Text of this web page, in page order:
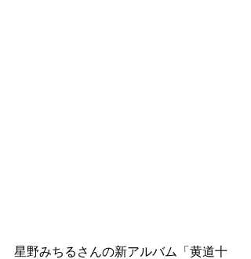
星野みちるさんの新アルバム「黄道十